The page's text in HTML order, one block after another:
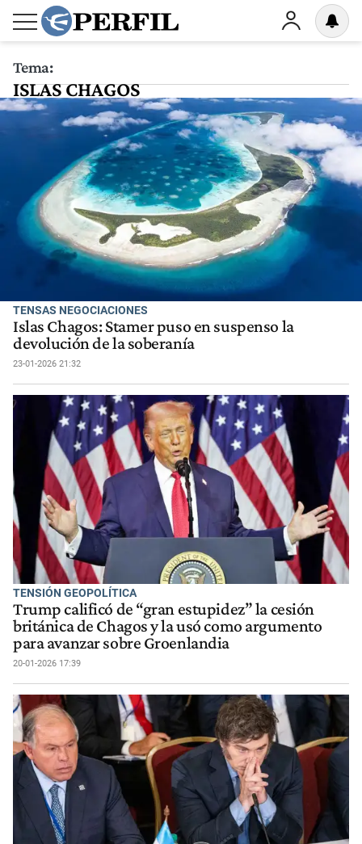
Tema:
ISLAS CHAGOS
TENSAS NEGOCIACIONES
Islas Chagos: Stamer puso en suspenso la
devolución de la soberanía
23-01-2026 21:32
TENSIÓN GEOPOLÍTICA
Trump calificó de “gran estupidez” la cesión
británica de Chagos y la usó como argumento
para avanzar sobre Groenlandia
20-01-2026 17:39